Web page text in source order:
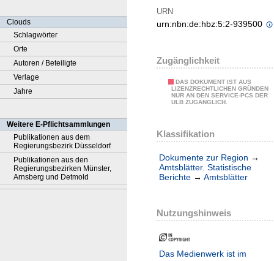
Clouds
Schlagwörter
Orte
Autoren / Beteiligte
Verlage
Jahre
Weitere E-Pflichtsammlungen
Publikationen aus dem
Regierungsbezirk Düsseldorf
Publikationen aus den
Regierungsbezirken Münster,
Arnsberg und Detmold
URN
urn:nbn:de:hbz:5:2-939500
Zugänglichkeit
DAS DOKUMENT IST AUS
LIZENZRECHTLICHEN GRÜNDEN
NUR AN DEN SERVICE-PCS DER
ULB ZUGÄNGLICH.
Klassifikation
Dokumente zur Region →
Amtsblätter. Statistische
Berichte → Amtsblätter
Nutzungshinweis
Das Medienwerk ist im